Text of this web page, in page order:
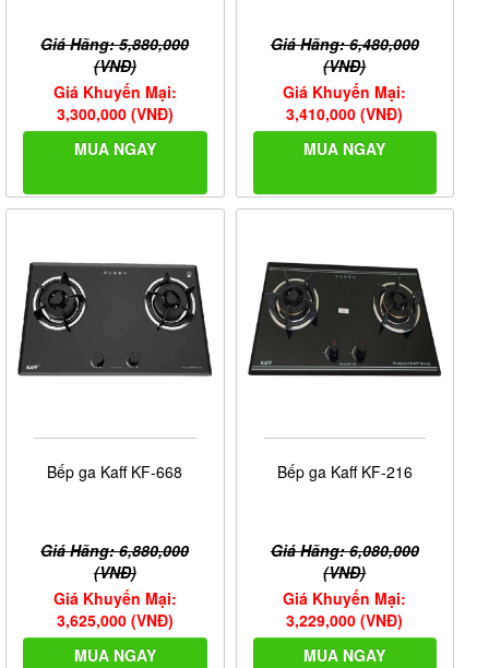
Giá Hãng: 5,880,000
(VNĐ)
Giá Khuyến Mại:
3,300,000 (VNĐ)
MUA NGAY
Giá Hãng: 6,480,000
(VNĐ)
Giá Khuyến Mại:
3,410,000 (VNĐ)
MUA NGAY
Bếp ga Kaff KF-668
Giá Hãng: 6,880,000
(VNĐ)
Giá Khuyến Mại:
3,625,000 (VNĐ)
MUA NGAY
Bếp ga Kaff KF-216
Giá Hãng: 6,080,000
(VNĐ)
Giá Khuyến Mại:
3,229,000 (VNĐ)
MUA NGAY